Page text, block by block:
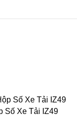
Số Xe Tải IZ49